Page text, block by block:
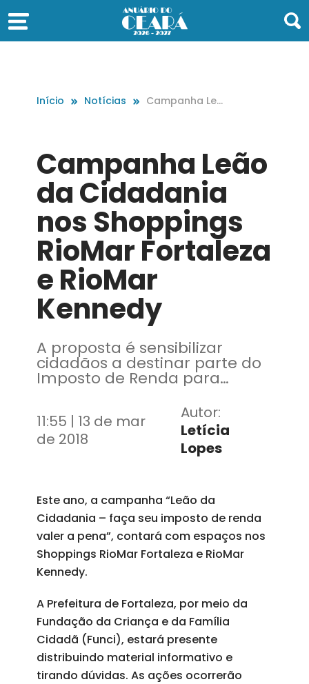
Início Notícias
Campanha Leã
a e RioMar Ken
nedy
Campanha Leão
da Cidadania
nos Shoppings
RioMar Fortaleza
e RioMar
Kennedy
A proposta é sensibilizar
cidadãos a destinar parte do
Imposto de Renda para
contribuir com entidades que
atendem crianças e
adolescentes em situação de
vulnerabilidade
11:55 | 13 de mar
de 2018
Autor:
Letícia
Lopes
Este ano, a campanha “Leão da
Cidadania – faça seu imposto de renda
valer a pena”, contará com espaços nos
Shoppings RioMar Fortaleza e RioMar
Kennedy.
A Prefeitura de Fortaleza, por meio da
Fundação da Criança e da Família
Cidadã (Funci), estará presente
distribuindo material informativo e
tirando dúvidas. As ações ocorrerão